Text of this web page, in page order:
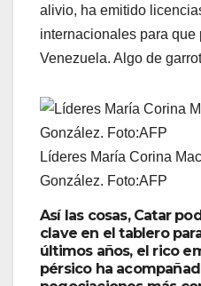
alivio, ha emitido
internacionales para que
Venezuela. Algo de
Líderes María Corina
González. Foto:AFP
Así las cosas, Catar
clave en el tablero
últimos años, el rico
pérsico ha